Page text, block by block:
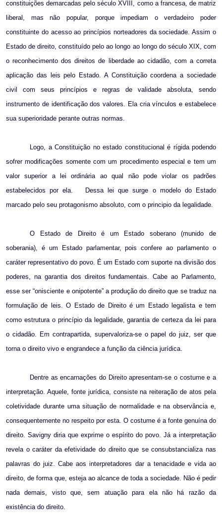
constituições demarcadas pelo século XVIII, como a francesa, de matriz
liberal, mas não popular, porque impediam o verdadeiro poder
constituinte do acesso ao princípios norteadores da sociedade. Assim o
Estado de direito, constituído pelo ao longo ao longo do século XIX, com
o reconhecimento dos direitos de liberdade ao cidadão, com a correta
aplicação das leis pelo Estado. A Constituição coordena a sociedade
civil com seus princípios e regras de validade absoluta, sendo
instrumento de identificação dos valores. Ela cria vínculos e estabelece
sua superioridade perante outras normas.
Logo, a Constituição no estado constitucional é rígida podendo
sofrer modificações somente com um procedimento especial e tem um
valor superior a lei ordinária ao qual não pode violar os padrões
estabelecidos por ela.
Dessa lei que surge o modelo do Estado
marcado pelo seu protagonismo absoluto, com o principio da legalidade.
O Estado de Direito é um Estado soberano (munido de
soberania), é um Estado parlamentar, pois confere ao parlamento o
caráter representativo do povo. É um Estado com suporte na divisão dos
poderes, na garantia dos direitos fundamentais. Cabe ao Parlamento,
esse ser “onisciente e onipotente” a produção do direito que se traduz na
formulação de leis. O Estado de Direito é um Estado legalista e tem
como estrutura o princípio da legalidade, garantia de certeza da lei para
o cidadão. Em contrapartida, supervaloriza-se o papel do juiz, ser que
torna o direito vivo e engrandece a função da ciência jurídica.
Dentre as encarnações do Direito apresentam-se o costume e a
interpretação. Aquele, fonte jurídica, consiste na reiteração de atos pela
coletividade durante uma situação de normalidade e na observância e,
consequentemente no respeito por esta. O costume é a fonte genuína do
direito. Savigny diria que exprime o espírito do povo. Já a interpretação
revela o caráter da efetividade do direito que se consubstancializa nas
palavras do juiz. Cabe aos interpretadores dar a tenacidade e vida ao
direito, de forma que, esteja ao alcance de toda a sociedade. Não é pedir
nada demais, visto que, sem atuação para ela não há razão da
existência do direito.